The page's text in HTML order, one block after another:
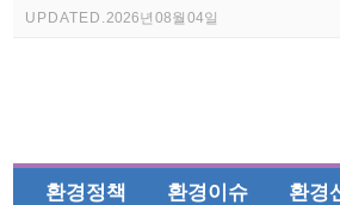
UPDATED.2026년 08월 04일
환경정책 환경이슈 환경